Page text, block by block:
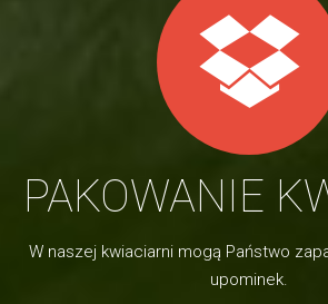
PAKOWANIE
W naszej kwiaciarni mogą Państwo
upominek.